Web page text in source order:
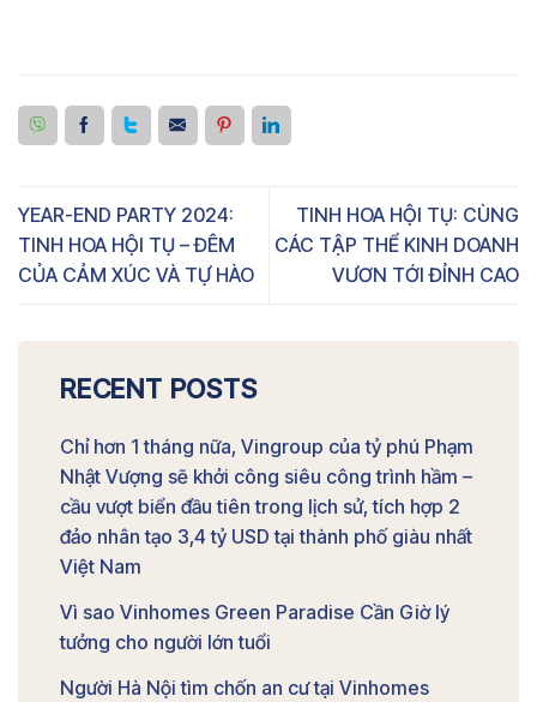
YEAR-END PARTY 2024:
TINH HOA HỘI TỤ – ĐÊM
CỦA CẢM XÚC VÀ TỰ HÀO
TINH HOA HỘI TỤ: CÙNG
CÁC TẬP THỂ KINH DOANH
VƯƠN TỚI ĐỈNH CAO
RECENT POSTS
Chỉ hơn 1 tháng nữa, Vingroup của tỷ phú Phạm
Nhật Vượng sẽ khởi công siêu công trình hầm –
cầu vượt biển đầu tiên trong lịch sử, tích hợp 2
đảo nhân tạo 3,4 tỷ USD tại thành phố giàu nhất
Việt Nam
Vì sao Vinhomes Green Paradise Cần Giờ lý
tưởng cho người lớn tuổi
Người Hà Nội tìm chốn an cư tại Vinhomes